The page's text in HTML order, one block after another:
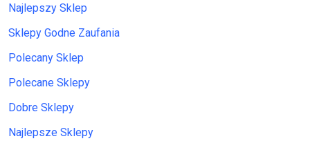
Najlepszy Sklep
Sklepy Godne Zaufania
Polecany Sklep
Polecane Sklepy
Dobre Sklepy
Najlepsze Sklepy